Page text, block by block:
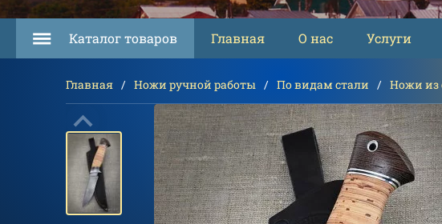
Каталог товаров Главная О нас Услуги
Главная Ножи ручной работы По видам стали Ножи из